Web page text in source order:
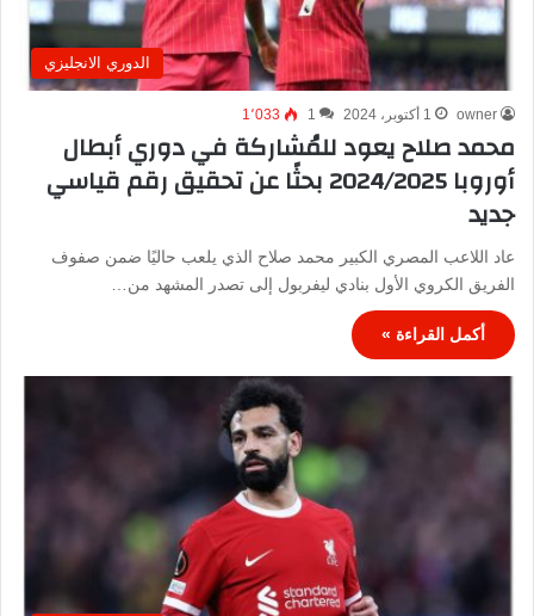
الدوري الانجليزي
owner 1 أكتوبر، 2024 1 1٬033
محمد صلاح يعود للمُشاركة في دوري أبطال
أوروبا 2024/2025 بحثًا عن تحقيق رقم قياسي
جديد
عاد اللاعب المصري الكبير محمد صلاح الذي يلعب حاليًا ضمن صفوف
الفريق الكروي الأول بنادي ليفربول إلى تصدر المشهد من…
أكمل القراءة »